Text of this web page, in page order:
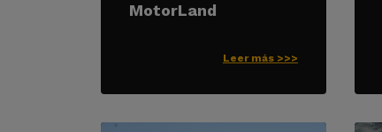
MotorLand
Leer más >>>